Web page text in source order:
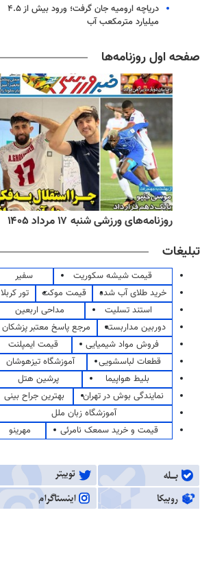
دریاچه ارومیه جان گرفت؛ ورود بیش از ۴.۵
میلیارد مترمکعب آب
صفحه اول روزنامه‌ها
روزنامه‌های ورزشی شنبه ۱۷ مرداد ۱۴۰۵
تبلیغات
قیمت شیشه سکوریت
سفیر
خرید طلای آب شده
قیمت موکت
تور کربلا
استند تسلیت
مداحی اربعین
دوربین مداربسته
مرجع پاسخ معتبر پزشکان
فروش مواد شیمیایی
قیمت ایمپلنت
قطعات لباسشویی
آموزشگاه تیزهوشان
بلیط هواپیما
پرشین هتل
نمایندگی بوش در تهران
بهترین جراح بینی
آموزشگاه زبان ملل
قیمت و خرید سمعک نامرئی
مهرینو